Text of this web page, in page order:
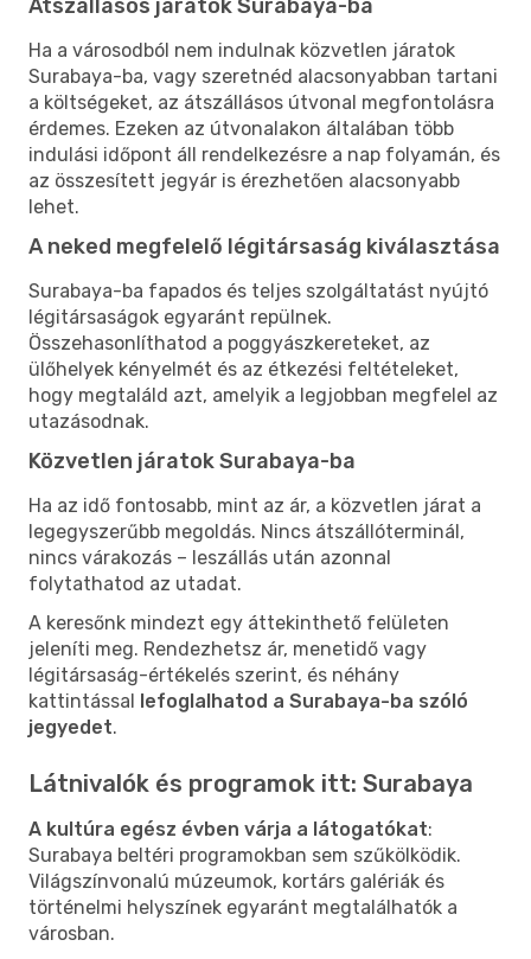
Átszállásos járatok Surabaya-ba
Ha a városodból nem indulnak közvetlen járatok
Surabaya-ba, vagy szeretnéd alacsonyabban tartani
a költségeket, az átszállásos útvonal megfontolásra
érdemes. Ezeken az útvonalakon általában több
indulási időpont áll rendelkezésre a nap folyamán, és
az összesített jegyár is érezhetően alacsonyabb
lehet.
A neked megfelelő légitársaság kiválasztása
Surabaya-ba fapados és teljes szolgáltatást nyújtó
légitársaságok egyaránt repülnek.
Összehasonlíthatod a poggyászkereteket, az
ülőhelyek kényelmét és az étkezési feltételeket,
hogy megtaláld azt, amelyik a legjobban megfelel az
utazásodnak.
Közvetlen járatok Surabaya-ba
Ha az idő fontosabb, mint az ár, a közvetlen járat a
legegyszerűbb megoldás. Nincs átszállóterminál,
nincs várakozás – leszállás után azonnal
folytathatod az utadat.
A keresőnk mindezt egy áttekinthető felületen
jeleníti meg. Rendezhetsz ár, menetidő vagy
légitársaság-értékelés szerint, és néhány
kattintással lefoglalhatod a Surabaya-ba szóló
jegyedet.
Látnivalók és programok itt: Surabaya
A kultúra egész évben várja a látogatókat:
Surabaya beltéri programokban sem szűkölködik.
Világszínvonalú múzeumok, kortárs galériák és
történelmi helyszínek egyaránt megtalálhatók a
városban.